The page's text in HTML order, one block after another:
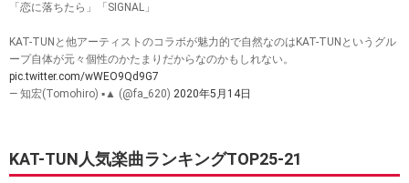
「恋に落ちたら」「SIGNAL」
KAT-TUNと他アーティストのコラボが魅力的で自然なのはKAT-TUNというグル
ープ自体が元々個性のかたまりだからなのかもしれない。
pic.twitter.com/wWEO9Qd9G7
— 知宏(Tomohiro) ▪️▲ (@fa_620) 2020年5月14日
KAT-TUN人気楽曲ランキングTOP25-21